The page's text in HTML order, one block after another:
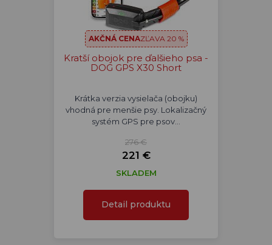
AKČNÁ CENAZĽAVA 20 %
Kratší obojok pre ďalšieho psa -
DOG GPS X30 Short
Krátka verzia vysielača (obojku)
vhodná pre menšie psy. Lokalizačný
systém GPS pre psov…
276 €
221 €
SKLADEM
Detail produktu